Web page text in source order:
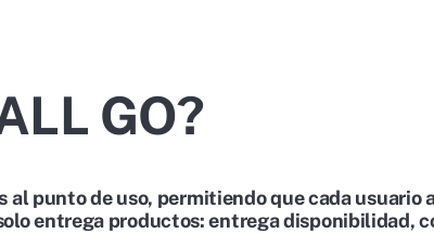
GO?
punto de uso, permitiendo que cada usuario
entrega productos: entregadisponibilidad,